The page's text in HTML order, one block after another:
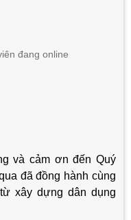
đang online
và cảm ơn đến Quý
đã đồng hành cùng
xây dựng dân dụng